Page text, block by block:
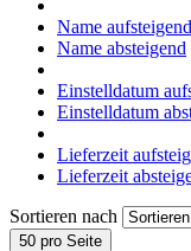
Name aufsteigend
Name absteigend
Einstelldatum
Einstelldatum
Lieferzeit
Lieferzeit
Sortieren nach
50 pro Seite